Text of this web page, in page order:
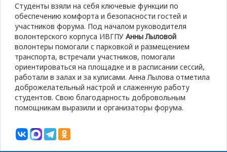
Студенты взяли на себя ключевые функции по
обеспечению комфорта и безопасности гостей и
участников форума. Под началом руководителя
волонтерского корпуса ИВГПУ Анны Лыловой
волонтеры помогали с парковкой и размещением
транспорта, встречали участников, помогали
ориентироваться на площадке и в расписании сессий,
работали в залах и за кулисами. Анна Лылова отметила
доброжелательный настрой и слаженную работу
студентов. Свою благодарность добровольным
помощникам выразили и организаторы форума.